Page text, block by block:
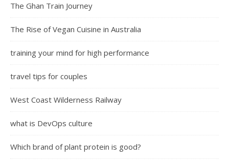
The Ghan Train Journey
The Rise of Vegan Cuisine in Australia
training your mind for high performance
travel tips for couples
West Coast Wilderness Railway
what is DevOps culture
Which brand of plant protein is good?